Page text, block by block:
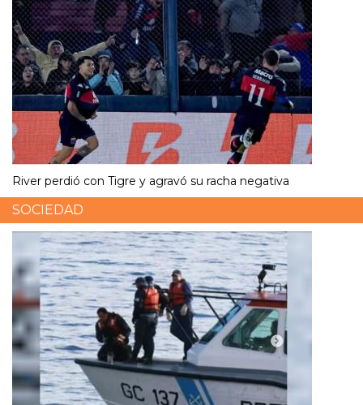
River perdió con Tigre y agravó su racha negativa
SOCIEDAD